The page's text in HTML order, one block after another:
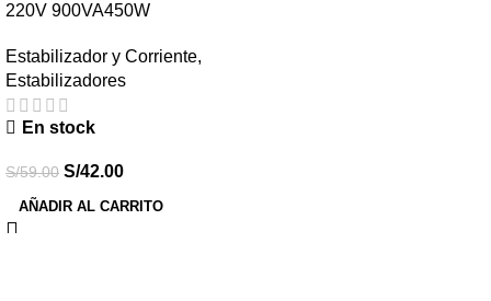
220V 900VA450W
Estabilizador y Corriente,
Estabilizadores
En stock
S/59.00 S/42.00
AÑADIR AL CARRITO